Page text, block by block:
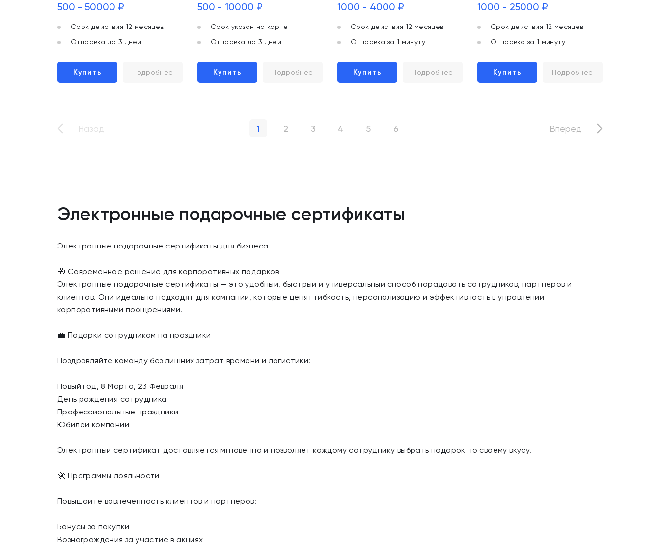
500 - 50000 ₽
Срок действия 12 месяцев
Отправка до 3 дней
Купить Подробнее
500 - 10000 ₽
Срок указан на карте
Отправка до 3 дней
Купить Подробнее
1000 - 4000 ₽
Срок действия 12 месяцев
Отправка за 1 минуту
Купить Подробнее
1000 - 25000 ₽
Срок действия 12 месяцев
Отправка за 1 минуту
Купить Подробнее
Назад 1 2 3 4 5 6 Вперед
Электронные подарочные сертификаты
Электронные подарочные сертификаты для бизнеса
🎁 Современное решение для корпоративных подарков
Электронные подарочные сертификаты — это удобный, быстрый и универсальный способ порадовать сотрудников, партнеров и
клиентов. Они идеально подходят для компаний, которые ценят гибкость, персонализацию и эффективность в управлении
корпоративными поощрениями.
💼 Подарки сотрудникам на праздники
Поздравляйте команду без лишних затрат времени и логистики:
Новый год, 8 Марта, 23 Февраля
День рождения сотрудника
Профессиональные праздники
Юбилеи компании
Электронный сертификат доставляется мгновенно и позволяет каждому сотруднику выбрать подарок по своему вкусу.
🚀 Программы лояльности
Повышайте вовлеченность клиентов и партнеров:
Бонусы за покупки
Вознаграждения за участие в акциях